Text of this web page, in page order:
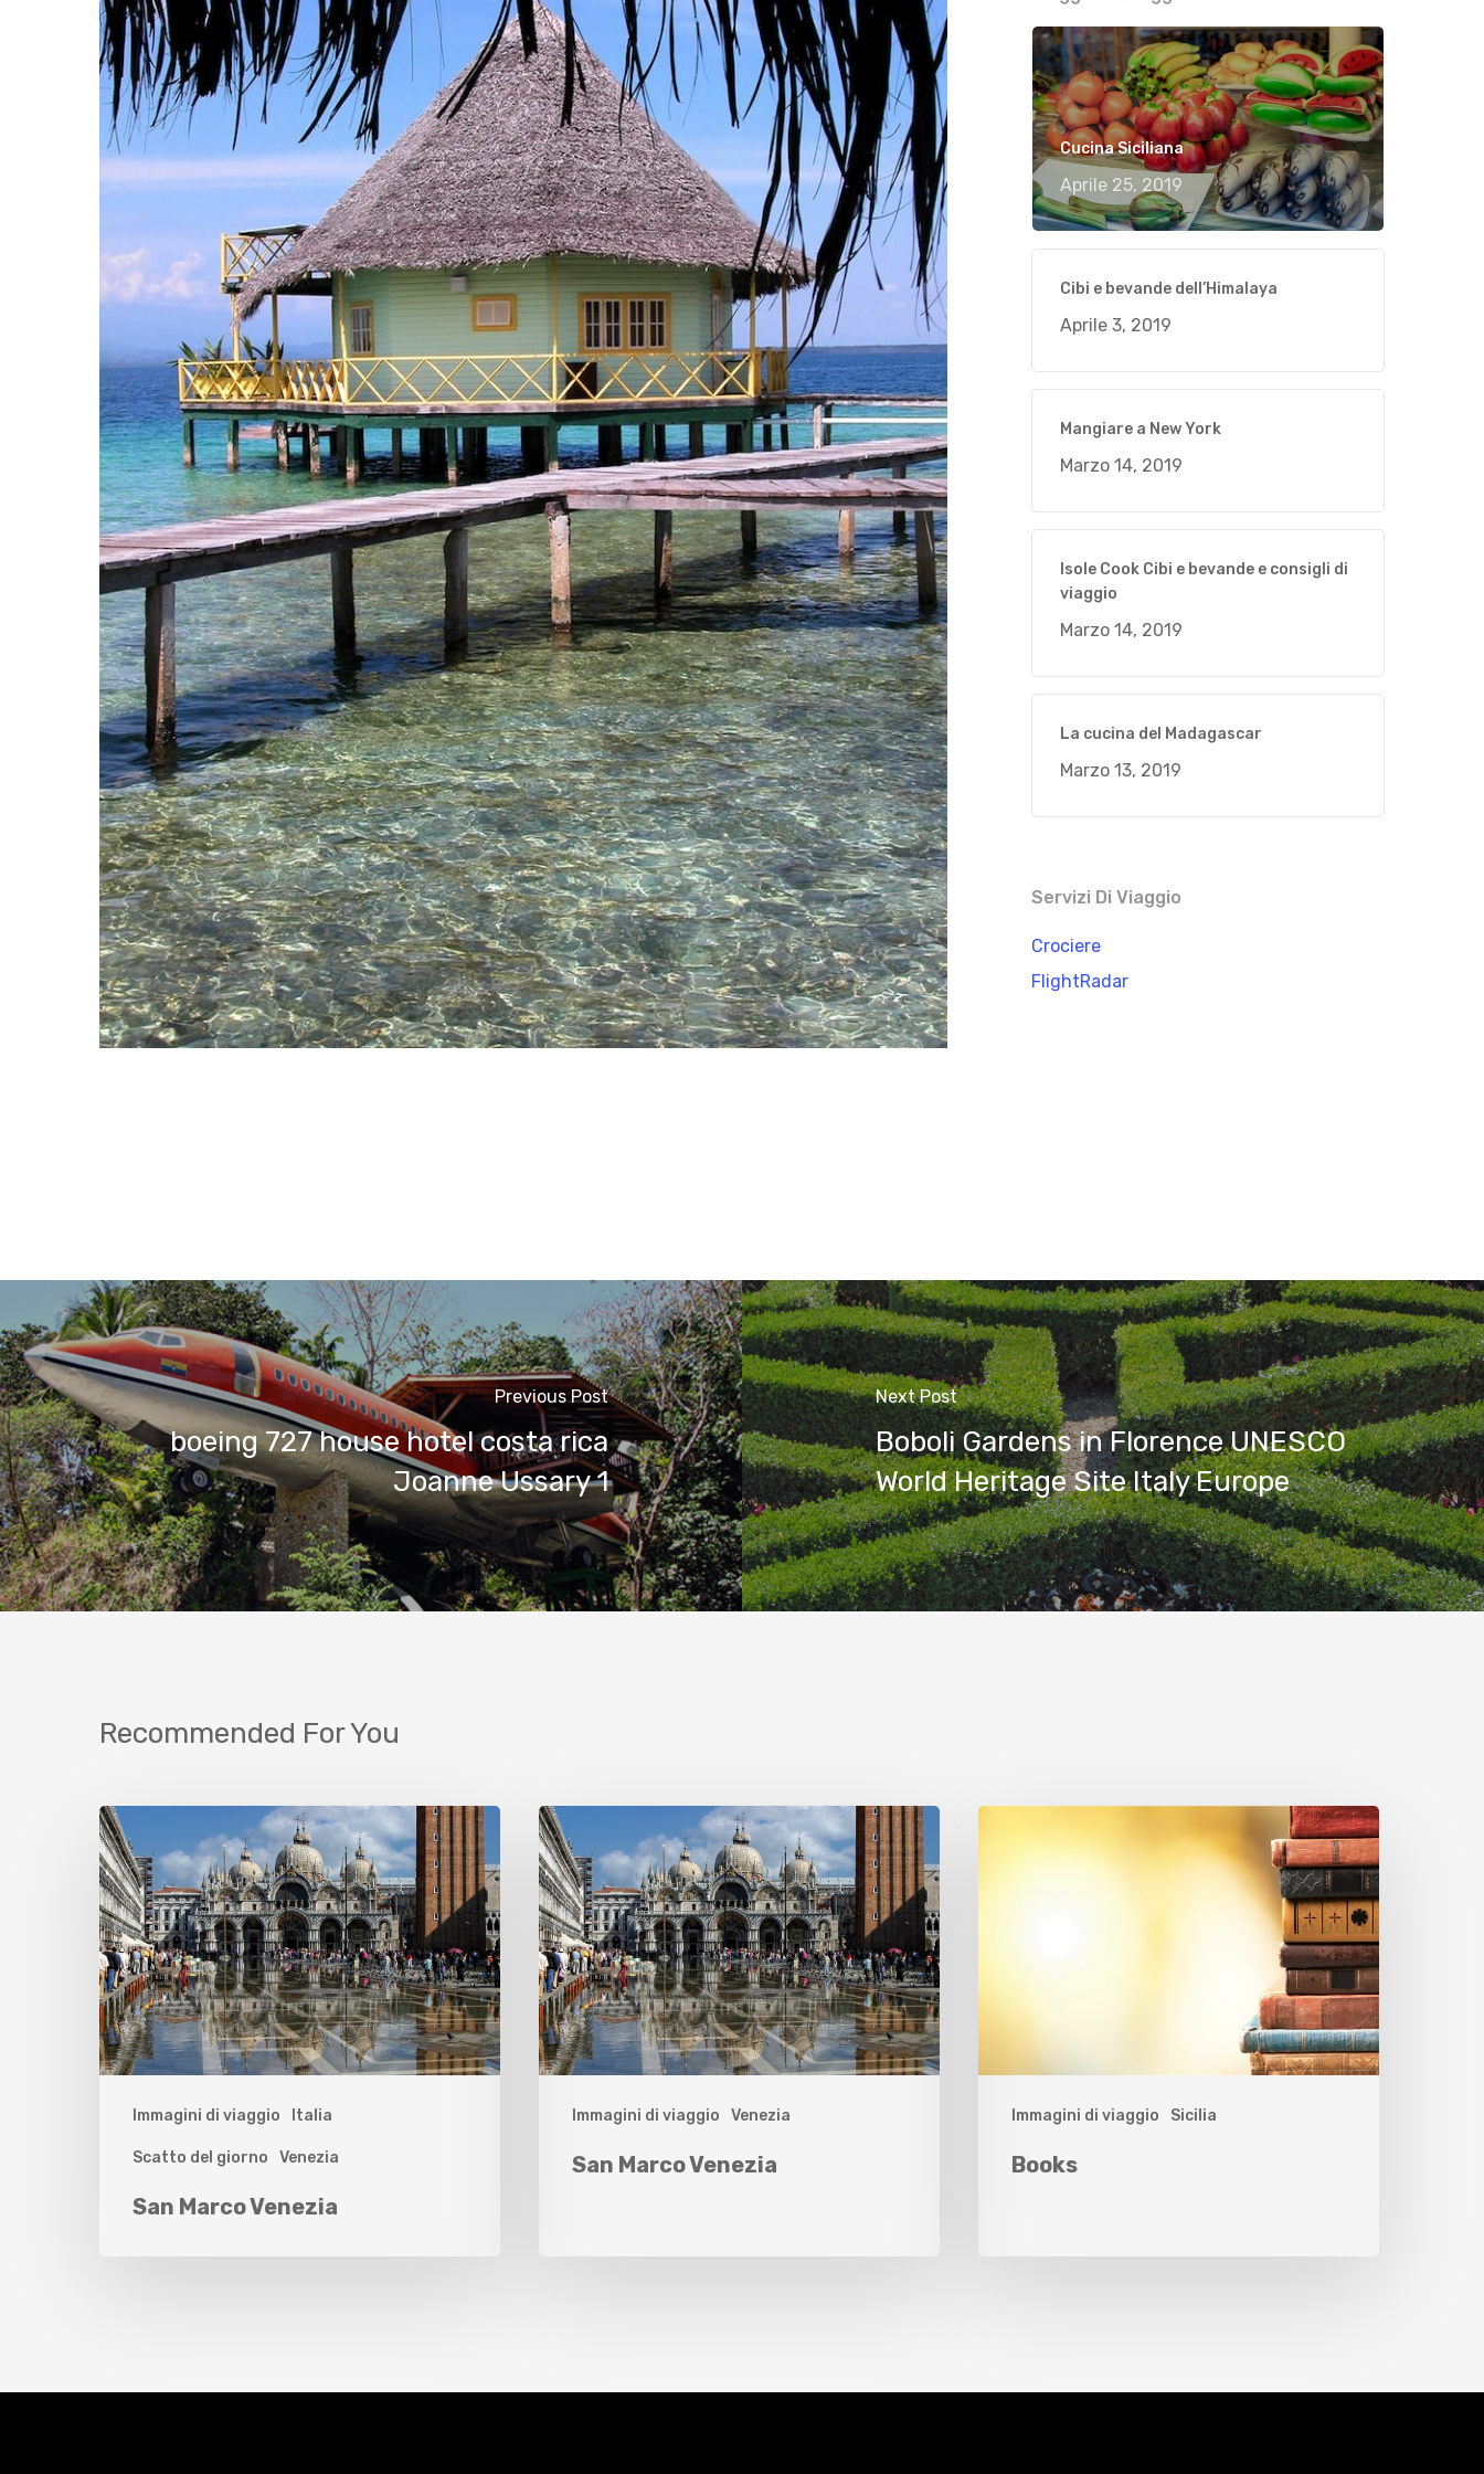
Hit enter to search or ESC to close
Cucina Siciliana
Aprile 25, 2019
Cibi e bevande dell’Himalaya
Aprile 3, 2019
Mangiare a New York
Marzo 14, 2019
Isole Cook Cibi e bevande e consigli di
viaggio
Marzo 14, 2019
La cucina del Madagascar
Marzo 13, 2019
Servizi Di Viaggio
Crociere
FlightRadar
Previous Post
boeing 727 house hotel costa rica
Joanne Ussary 1
Next Post
Boboli Gardens in Florence UNESCO
World Heritage Site Italy Europe
Recommended For You
Immagini di viaggio Italia
Scatto del giorno Venezia
San Marco Venezia
Immagini di viaggio Venezia
San Marco Venezia
Immagini di viaggio Sicilia
Books